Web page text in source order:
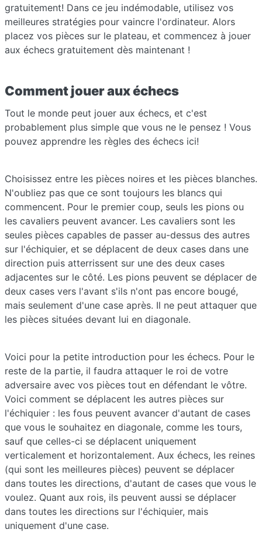
gratuitement! Dans ce jeu indémodable, utilisez vos
meilleures stratégies pour vaincre l'ordinateur. Alors
placez vos pièces sur le plateau, et commencez à jouer
aux échecs gratuitement dès maintenant !
Comment jouer aux échecs
Tout le monde peut jouer aux échecs, et c'est
probablement plus simple que vous ne le pensez ! Vous
pouvez apprendre les règles des échecs ici!
Choisissez entre les pièces noires et les pièces blanches.
N'oubliez pas que ce sont toujours les blancs qui
commencent. Pour le premier coup, seuls les pions ou
les cavaliers peuvent avancer. Les cavaliers sont les
seules pièces capables de passer au-dessus des autres
sur l'échiquier, et se déplacent de deux cases dans une
direction puis atterrissent sur une des deux cases
adjacentes sur le côté. Les pions peuvent se déplacer de
deux cases vers l'avant s'ils n'ont pas encore bougé,
mais seulement d'une case après. Il ne peut attaquer que
les pièces situées devant lui en diagonale.
Voici pour la petite introduction pour les échecs. Pour le
reste de la partie, il faudra attaquer le roi de votre
adversaire avec vos pièces tout en défendant le vôtre.
Voici comment se déplacent les autres pièces sur
l'échiquier : les fous peuvent avancer d'autant de cases
que vous le souhaitez en diagonale, comme les tours,
sauf que celles-ci se déplacent uniquement
verticalement et horizontalement. Aux échecs, les reines
(qui sont les meilleures pièces) peuvent se déplacer
dans toutes les directions, d'autant de cases que vous le
voulez. Quant aux rois, ils peuvent aussi se déplacer
dans toutes les directions sur l'échiquier, mais
uniquement d'une case.